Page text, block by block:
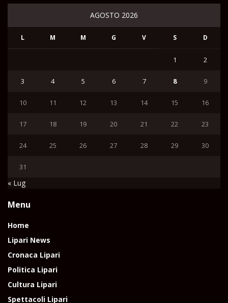
AGOSTO 2026
L M M G V S D
1 2
3 4 5 6 7 8 9
10 11 12 13 14 15 16
17 18 19 20 21 22 23
24 25 26 27 28 29 30
31
« Lug
Menu
Home
Lipari News
Cronaca Lipari
Politica Lipari
Cultura Lipari
Spettacoli Lipari